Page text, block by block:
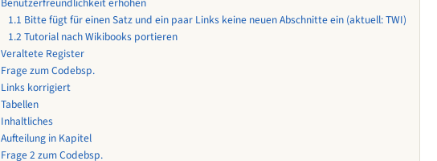
1.1 Bitte fügt für einen Satz und ein paar Links keine neuen Abschnitte ein (aktuell: TWI)
1.2 Tutorial nach Wikibooks portieren
Veraltete Register
Frage zum Codebsp.
Links korrigiert
Tabellen
Inhaltliches
Aufteilung in Kapitel
Frage 2 zum Codebsp.